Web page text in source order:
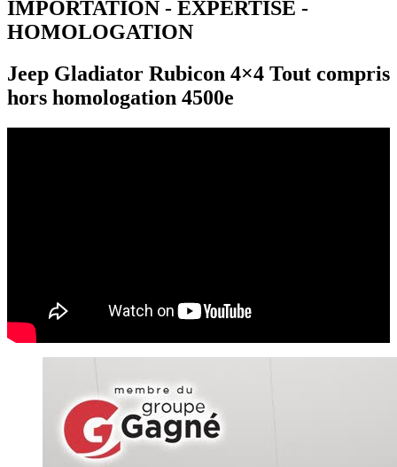
IMPORTATION - EXPERTISE -
HOMOLOGATION
Jeep Gladiator Rubicon 4×4 Tout compris
hors homologation 4500e